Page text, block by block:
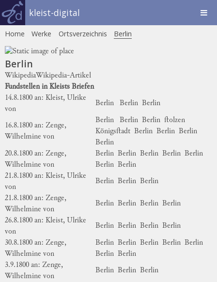
kleist-digital
Home Werke Ortsverzeichnis Berlin
Berlin
WikipediaWikipedia-Artikel
Fundstellen in Kleists Briefen
14.8.1800 an: Kleist, Ulrike
von
Berlin Berlin Berlin
16.8.1800 an: Zenge,
Wilhelmine von
Berlin Berlin Berlin ſtolzen
Königsſtadt Berlin Berlin Berlin
Berlin
20.8.1800 an: Zenge,
Wilhelmine von
Berlin Berlin Berlin Berlin Berlin
Berlin Berlin
21.8.1800 an: Kleist, Ulrike
von
Berlin Berlin Berlin
21.8.1800 an: Zenge,
Wilhelmine von
Berlin Berlin Berlin Berlin
26.8.1800 an: Kleist, Ulrike
von
Berlin Berlin Berlin Berlin
30.8.1800 an: Zenge,
Wilhelmine von
Berlin Berlin Berlin Berlin Berlin
Berlin Berlin
3.9.1800 an: Zenge,
Wilhelmine von
Berlin Berlin Berlin